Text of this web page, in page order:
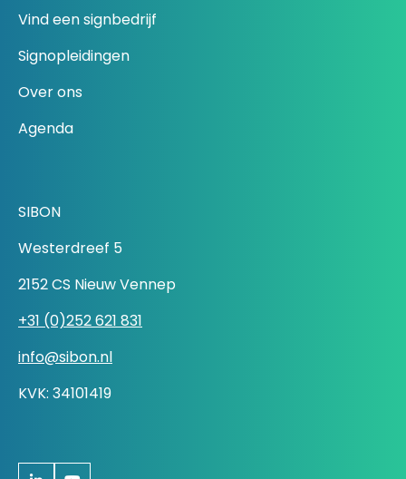
Vind een signbedrijf
Signopleidingen
Over ons
Agenda
SIBON
Westerdreef 5
2152 CS Nieuw Vennep
+31 (0)252 621 831
info@sibon.nl
KVK: 34101419